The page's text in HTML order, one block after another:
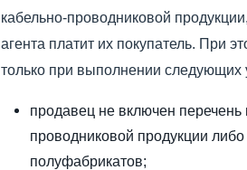
кабельно-проводниковой
агента платит их покупатель. При
только при выполнении следующих
продавец не включен перечень
проводниковой продукции
полуфабрикатов;